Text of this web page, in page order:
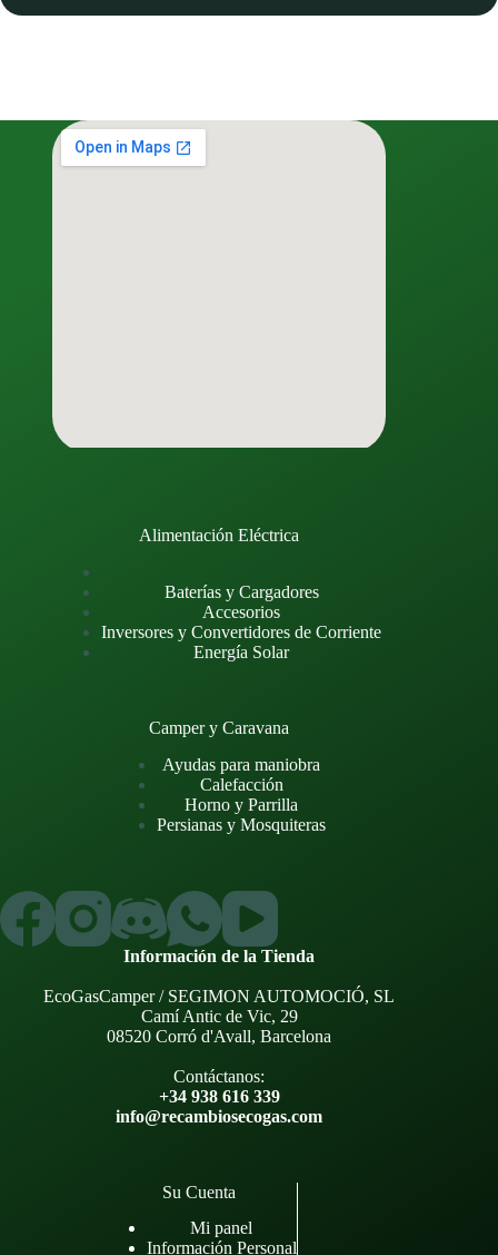
Alimentación Eléctrica
Baterías y Cargadores
Accesorios
Inversores y Convertidores de Corriente
Energía Solar
Camper y Caravana
Ayudas para maniobra
Calefacción
Horno y Parrilla
Persianas y Mosquiteras
Información de la Tienda
EcoGasCamper / SEGIMON AUTOMOCIÓ, SL
Camí Antic de Vic, 29
08520 Corró d'Avall, Barcelona
Contáctanos:
+34 938 616 339
info@recambiosecogas.com
Su Cuenta
Mi panel
Información Personal